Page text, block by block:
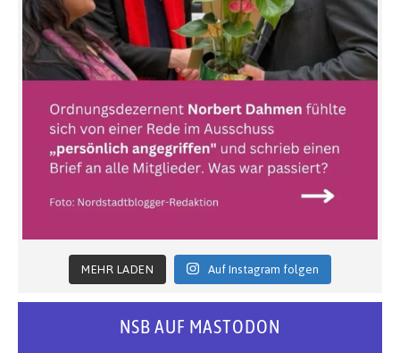
MEHR LADEN Auf Instagram folgen
NSB AUF MASTODON